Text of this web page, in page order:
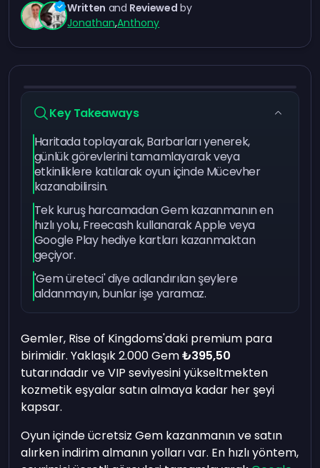
Written and Reviewed by
Jonathan,Anthony
Key Takeaways
Haritada toplayarak, Barbarları yenerek,
günlük görevlerini tamamlayarak veya
etkinliklere katılarak oyun içinde Mücevher
kazanabilirsin.
Tek kuruş harcamadan Gem kazanmanın en
hızlı yolu, Freecash kullanarak Apple veya
Google Play hediye kartları kazanmaktan
geçiyor.
'Gem üreteci' diye adlandırılan şeylere
aldanmayın, bunlar işe yaramaz.
Gemler, Rise of Kingdoms'daki premium para
birimidir. Yaklaşık 2.000 Gem₺395,50
tutarındadır ve VIP seviyesini yükseltmekten
kozmetik eşyalar satın almaya kadar her şeyi
kapsar.
Oyun içinde ücretsiz Gem kazanmanın ve satın
alırken indirim almanın yolları var. En hızlı yöntem,